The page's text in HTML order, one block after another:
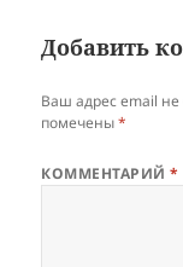
Добавить
Ваш адрес email не
помечены*
КОММЕНТАРИЙ*